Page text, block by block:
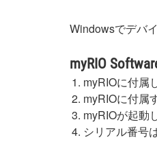
Windowsでデバ
myRIO
myRIOに付属
myRIOに付属
myRIOが起動
シリアル番号